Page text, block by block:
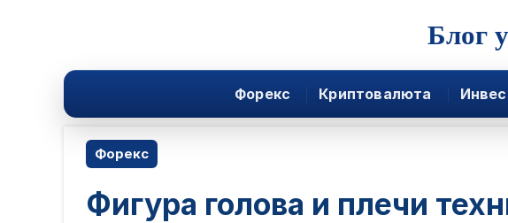
Блог
Форекс Криптовалюта
Форекс
Фигура голова и плечи